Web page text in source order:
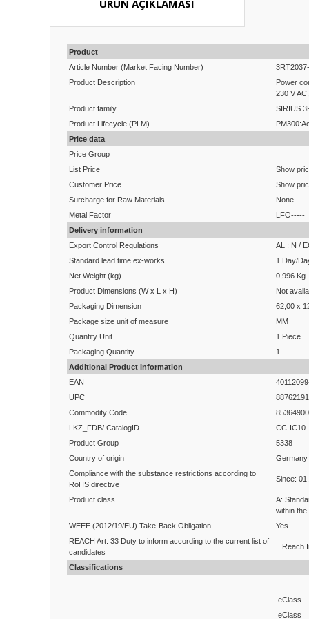
ÜRÜN AÇIKLAMASI
Product
Article Number (Market Facing Number)
Product Description
Power
230 V
Product family
SIRIUS
Product Lifecycle (PLM)
Price data
Price Group
List Price
Show
Customer Price
Show
Surcharge for Raw Materials
None
Metal Factor
LFO-----
Delivery information
Export Control Regulations
AL : N /
Standard lead time ex-works
1 Day/
Net Weight (kg)
0,996 Kg
Product Dimensions (W x L x H)
Not
Packaging Dimension
62,00 x
Package size unit of measure
MM
Quantity Unit
1 Piece
Packaging Quantity
1
Additional Product Information
EAN
UPC
Commodity Code
85364900
LKZ_FDB/ CatalogID
CC-IC10
Product Group
5338
Country of origin
Germany
Compliance with the substance restrictions according to
RoHS directive
Since:
Product class
A:
within the
WEEE (2012/19/EU) Take-Back Obligation
Yes
REACH Art. 33 Duty to inform according to the current list of
candidates
Reach
Classifications
eClass
eClass